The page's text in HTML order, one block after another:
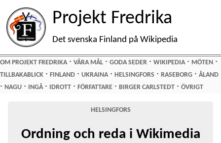
Projekt Fredrika
Det svenska Finland på Wikipedia
OM PROJEKT FREDRIKA⋅ VÅRA MÅL ⋅ GODA SEDER ⋅ WIKIPEDIA⋅ MÖTEN ⋅
TILLBAKABLICK ⋅ FINLAND ⋅ UKRAINA⋅ HELSINGFORS ⋅ RASEBORG ⋅ ÅLAND
⋅ NAGU ⋅ INGÅ⋅ IDROTT ⋅ FÖRFATTARE ⋅ BIRGER CARLSTEDT ⋅ ÖVRIGT
HELSINGFORS
Ordning och reda i Wikimedia